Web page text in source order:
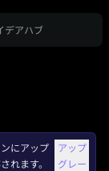
デアハブ
にアップ
れます。
アップ
グレー